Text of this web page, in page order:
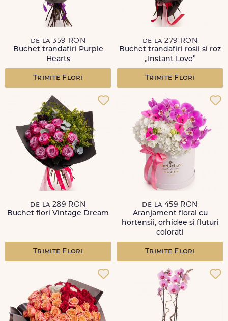
de la 359 RON
Buchet trandafiri Purple
Hearts
Trimite Flori
de la 279 RON
Buchet trandafiri rosii si roz
„Instant Love”
Trimite Flori
de la 289 RON
Buchet flori Vintage Dream
Trimite Flori
de la 459 RON
Aranjament floral cu
hortensii, orhidee si fluturi
colorati
Trimite Flori